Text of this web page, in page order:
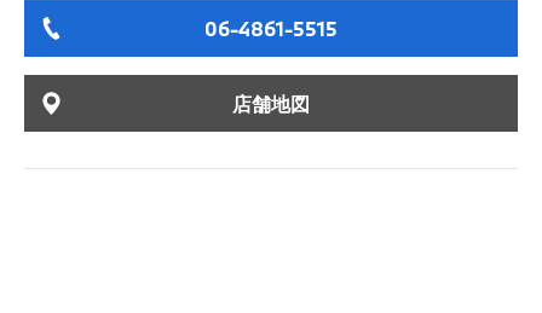
06-4861-5515
店舗地図